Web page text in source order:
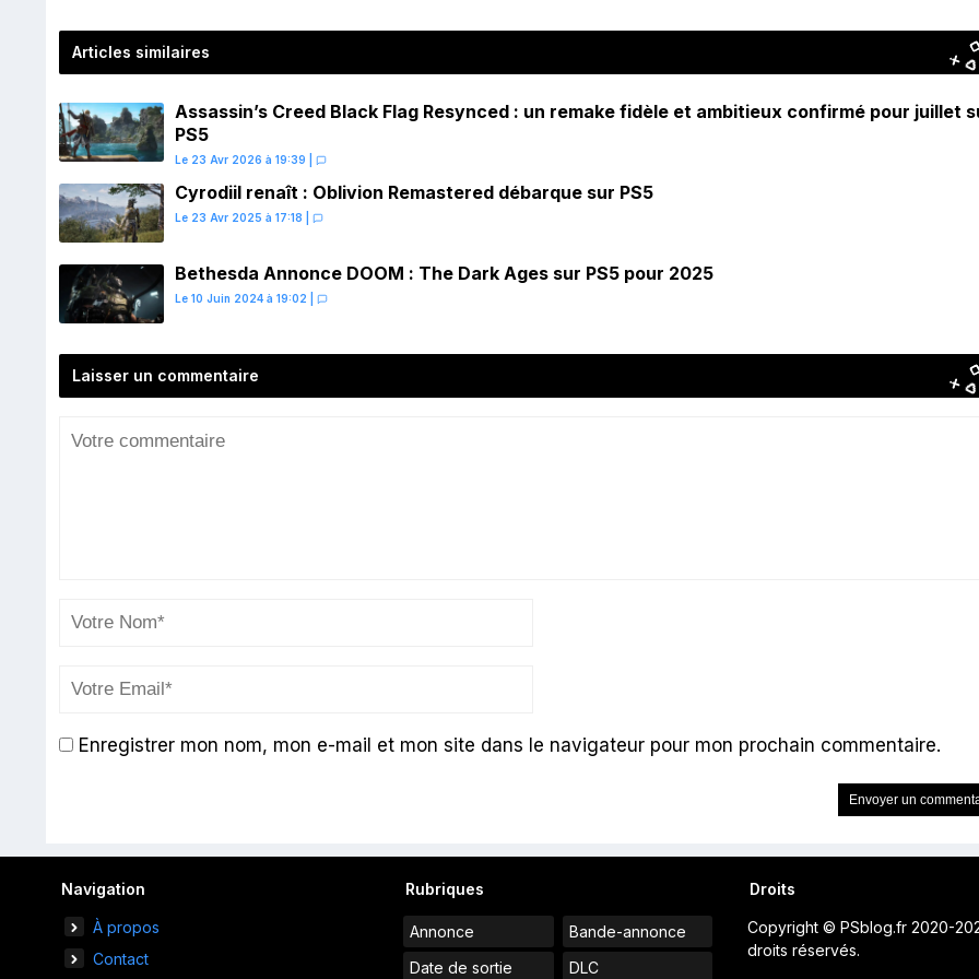
Articles similaires
Assassin’s Creed Black Flag Resynced : un remake fidèle et ambitieux confirmé pour juillet
PS5
Le 23 Avr 2026 à 19:39
Cyrodiil renaît : Oblivion Remastered débarque sur PS5
Le 23 Avr 2025 à 17:18
Bethesda Annonce DOOM : The Dark Ages sur PS5 pour 2025
Le 10 Juin 2024 à 19:02
Laisser un commentaire
Enregistrer mon nom, mon e-mail et mon site dans le navigateur pour mon prochain commentaire.
Navigation
À propos
Contact
Rubriques
Annonce
Bande-annonce
Date de sortie
DLC
Droits
Copyright © PSblog.fr 2020-
droits réservés.